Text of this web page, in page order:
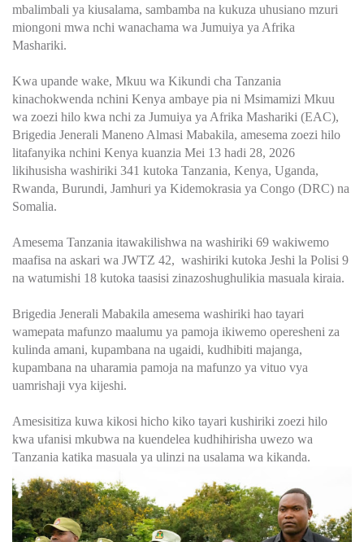
mbalimbali ya kiusalama, sambamba na kukuza uhusiano mzuri
miongoni mwa nchi wanachama wa Jumuiya ya Afrika
Mashariki.
Kwa upande wake, Mkuu wa Kikundi cha Tanzania
kinachokwenda nchini Kenya ambaye pia ni Msimamizi Mkuu
wa zoezi hilo kwa nchi za Jumuiya ya Afrika Mashariki (EAC),
Brigedia Jenerali Maneno Almasi Mabakila, amesema zoezi hilo
litafanyika nchini Kenya kuanzia Mei 13 hadi 28, 2026
likihusisha washiriki 341 kutoka Tanzania, Kenya, Uganda,
Rwanda, Burundi, Jamhuri ya Kidemokrasia ya Congo (DRC) na
Somalia.
Amesema Tanzania itawakilishwa na washiriki 69 wakiwemo
maafisa na askari wa JWTZ 42, washiriki kutoka Jeshi la Polisi 9
na watumishi 18 kutoka taasisi zinazoshughulikia masuala kiraia.
Brigedia Jenerali Mabakila amesema washiriki hao tayari
wamepata mafunzo maalumu ya pamoja ikiwemo operesheni za
kulinda amani, kupambana na ugaidi, kudhibiti majanga,
kupambana na uharamia pamoja na mafunzo ya vituo vya
uamrishaji vya kijeshi.
Amesisitiza kuwa kikosi hicho kiko tayari kushiriki zoezi hilo
kwa ufanisi mkubwa na kuendelea kudhihirisha uwezo wa
Tanzania katika masuala ya ulinzi na usalama wa kikanda.